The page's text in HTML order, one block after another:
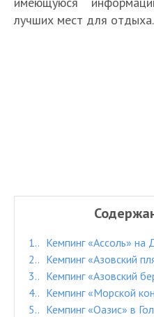
лучших мест для отдыха.
1.
Кемпинг «Ассоль» на
2.
Кемпинг «Азовский
3.
Кемпинг «Азовский
4.
Кемпинг «Морской
5.
Кемпинг «Оазис» в